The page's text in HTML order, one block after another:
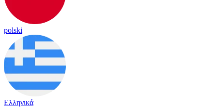
polski
Ελληνικά